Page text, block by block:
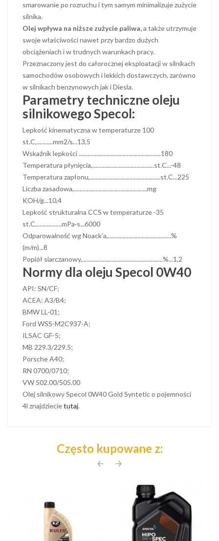
smarowanie po rozruchu i tym samym minimalizuje zużycie
silnika.
Olej wpływa na niższe zużycie paliwa,a także utrzymuje
swoje właściwości nawet przy bardzo dużych
obciążeniach i w trudnych warunkach pracy.
Przeznaczony jest do całorocznej eksploatacji w silnikach
samochodów osobowych i lekkich dostawczych, zarówno
w silnikach benzynowych jak i Diesla.
Parametry techniczne oleju
silnikowego Specol:
Lepkość kinematyczna w temperaturze 100
st.C,...........mm2/s...13,5
Wskaźnik lepkości ........................................................180
Temperatura płynięcia,..........................................st.C...-48
Temperatura zapłonu,................................................st.C...225
Liczba zasadowa,..................................................mg
KOH/g...10,4
Lepkość strukturalna CCS w temperaturze -35
st.C,.................mPa·s...6000
Odparowalność wg Noack’a,...........................................%
(m/m)...8
Popiół siarczanowy,.......................................................%...1,2
Normy dla oleju Specol 0W40
API: SN/CF;
ACEA: A3/B4;
BMW LL-01;
Ford WSS-M2C937-A;
ILSAC GF-5;
MB 229.3/229.5;
Porsche A40;
RN 0700/0710;
VW 502.00/505.00
Olej silnikowy Specol 0W40 Gold Syntetic o pojemności
4l znajdziecietutaj.
Często kupowane z:
arrow_back arrow_forward